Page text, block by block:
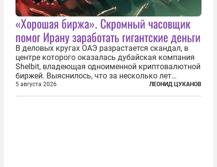
«Хорошая биржа». Скромный часовщик
помог Ирану заработать гигантские деньги
В деловых кругах ОАЭ разрастается скандал, в
центре которого оказалась дубайская компания
Shelbit, владеющая одноименной криптовалютной
биржей. Выяснилось, что за несколько лет
существования через Shelbit прошло не менее 4
млрд долларов в криптовалюте, принадлежащих
5 августа 2026 ЛЕОНИД ЦУКАНОВ